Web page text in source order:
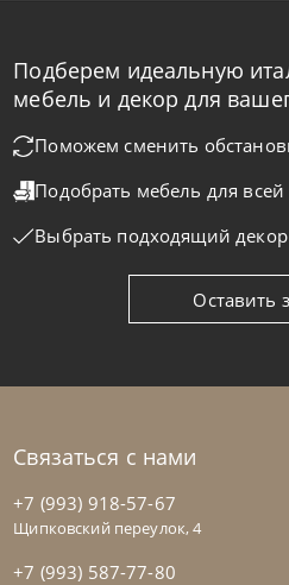
Cattelan Italia
На заказ 45-90 дн
Подберем идеальную
мебель и декор для
Поможем сменить
Подобрать мебель для
Выбрать подходящий декор
Оставить
Связаться с нами
+7 (993) 918-57-67
Щипковский переулок, 4
+7 (993) 587-77-80